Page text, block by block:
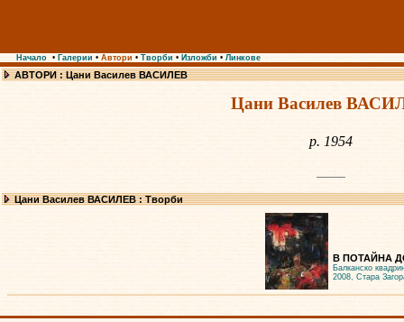
Начало • Галерии • Автори • Творби • Изложби • Линкове
АВТОРИ : Цани Василев ВАСИЛЕВ
Цани Василев
р. 1954
Цани Василев ВАСИЛЕВ : Творби
В ПОТАЙНА
Балканско
2008, Стара